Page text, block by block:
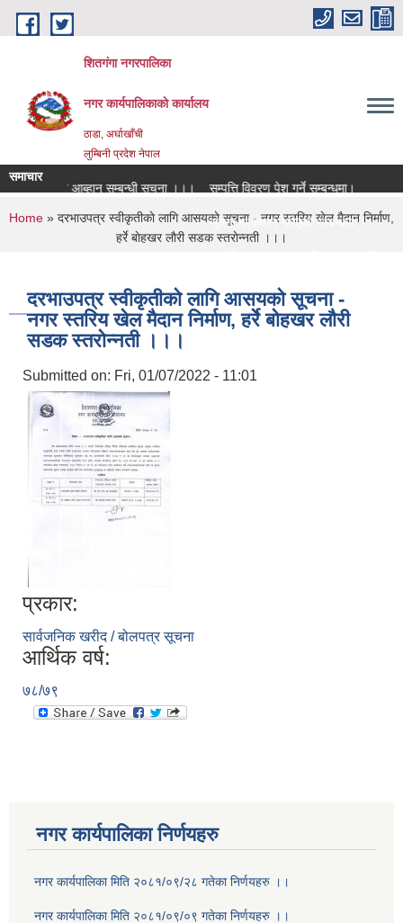
Skip to main content
शितगंगा नगरपालिका
नगर कार्यपालिकाकाे कार्यालय
ठाडा, अर्घाखाँची
लुम्बिनी प्रदेश नेपाल
समाचार
आब्हान सम्बन्धी सूचना ।।।
सम्पत्ति विवरण पेश गर्ने सम्बन्धमा।
।।। सूचना प्रकाशन गरिएको सम्बन्धमा ।।।
You are here
Home » दरभाउपत्र स्वीकृतीकाे लागि आसयकाे सूचना - नगर स्तरिय खेल मैदान निर्माण,
हर्रे बाेहखर लाैरी सडक स्तराेन्नती ।।।
दरभाउपत्र स्वीकृतीकाे लागि आसयकाे सूचना -
नगर स्तरिय खेल मैदान निर्माण, हर्रे बाेहखर लाैरी
सडक स्तराेन्नती ।।।
Submitted on: Fri, 01/07/2022 - 11:01
प्रकार:
सार्वजनिक खरीद / बोलपत्र सूचना
आर्थिक वर्ष:
७८/७९
नगर कार्यपालिका निर्णयहरु
नगर कार्यपालिका मिति २०८१/०९/२८ गतेका निर्णयहरु ।।
नगर कार्यपालिका मिति २०८१/०९/०९ गतेका निर्णयहरु ।।